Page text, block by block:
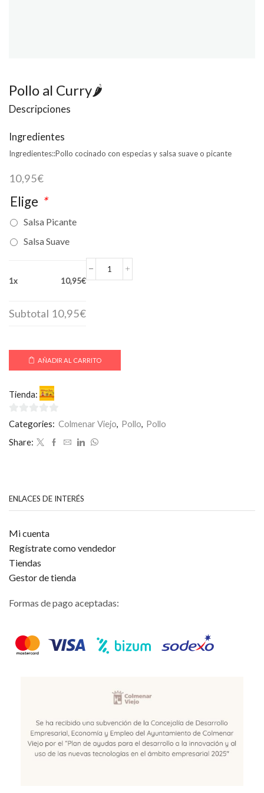
Pollo al Curry🌶
Descripciones
Ingredientes
Ingredientes::Pollo cocinado con especias y salsa suave o picante
10,95€
Elige *
Salsa Picante
Salsa Suave
1x 10,95€
Subtotal 10,95€
Pollo
AÑADIR AL CARRITO
Tienda:
0
5
Categories: Colmenar Viejo, Pollo, Pollo
Share:
ENLACES DE INTERÉS
Mi cuenta
Regístrate como vendedor
Tiendas
Gestor de tienda
Formas de pago aceptadas: